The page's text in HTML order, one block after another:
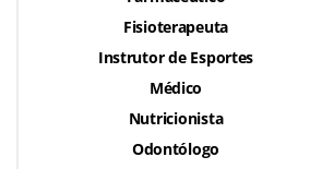
Fisioterapeuta
Instrutor de Esportes
Médico
Nutricionista
Odontólogo